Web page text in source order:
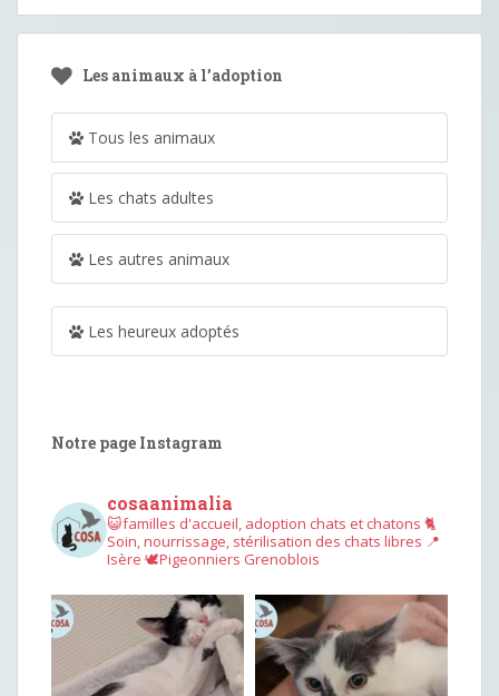
Les animaux à l’adoption
Tous les animaux
Les chats adultes
Les autres animaux
Les heureux adoptés
Notre page Instagram
cosaanimalia
😺familles d'accueil, adoption chats et chatons 🐈
Soin, nourrissage, stérilisation des chats libres 📍
Isère 🕊︎Pigeonniers Grenoblois